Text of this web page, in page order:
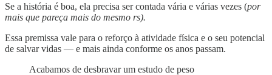
Se a história é boa, ela precisa ser contada vária e várias vezes (por
mais que pareça mais do mesmo rs).
Essa premissa vale para o reforço à atividade física e o seu potencial
de salvar vidas — e mais ainda conforme os anos passam.
Acabamos de desbravar um estudo de peso